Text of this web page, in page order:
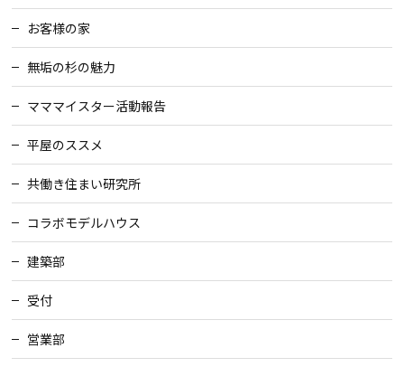
お客様の家
無垢の杉の魅力
マママイスター活動報告
平屋のススメ
共働き住まい研究所
コラボモデルハウス
建築部
受付
営業部